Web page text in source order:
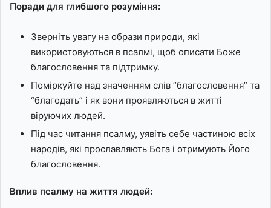
Поради для глибшого розуміння:
Зверніть увагу на образи природи, які
використовуються в псалмі, щоб описати Боже
благословення та підтримку.
Поміркуйте над значенням слів “благословення” та
“благодать” і як вони проявляються в житті
віруючих людей.
Під час читання псалму, уявіть себе частиною всіх
народів, які прославляють Бога і отримують Його
благословення.
Вплив псалму на життя людей: